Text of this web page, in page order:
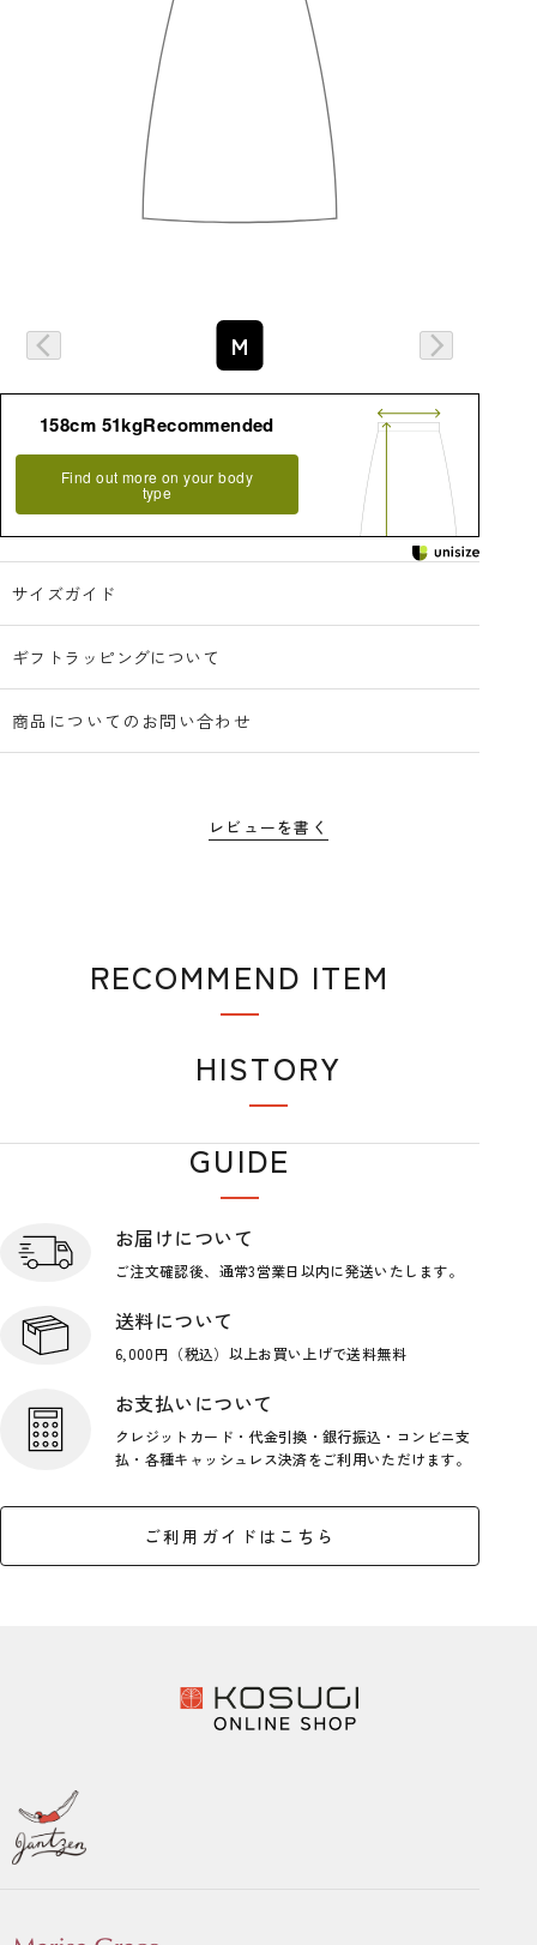
M
158cm 51kgRecommended
Find out more on your body
type
サイズガイド
ギフトラッピングについて
商品についてのお問い合わせ
レビューを書く
RECOMMEND ITEM
HISTORY
GUIDE
お届けについて
ご注文確認後、通常3営業日以内に発送いたします。
送料について
6,000円（税込）以上お買い上げで送料無料
お支払いについて
クレジットカード・代金引換・銀行振込・コンビニ支
払・各種キャッシュレス決済をご利用いただけます。
ご利用ガイドはこちら